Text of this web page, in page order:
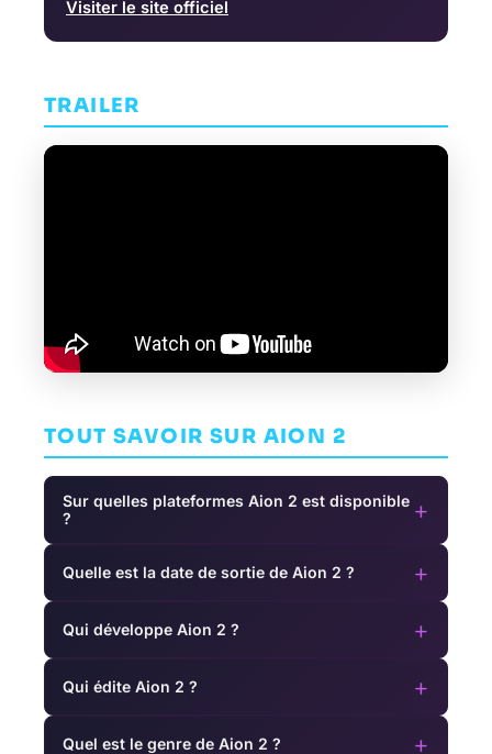
Visiter le site officiel
TRAILER
TOUT SAVOIR SUR AION 2
Sur quelles plateformes Aion 2 est disponible
?
+
Quelle est la date de sortie de Aion 2 ? +
Qui développe Aion 2 ? +
Qui édite Aion 2 ? +
Quel est le genre de Aion 2 ? +